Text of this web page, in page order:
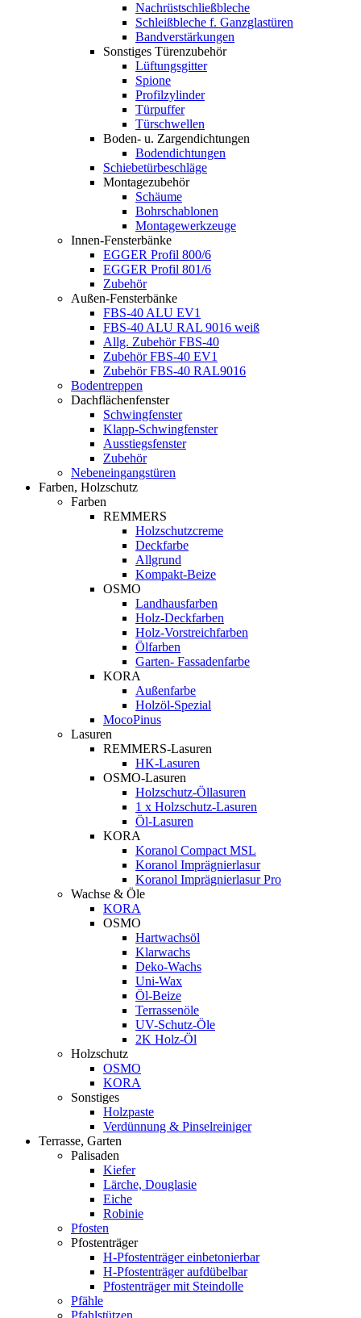
Nachrüstschließbleche
Schleißbleche f. Ganzglastüren
Bandverstärkungen
Sonstiges Türenzubehör
Lüftungsgitter
Spione
Profilzylinder
Türpuffer
Türschwellen
Boden- u. Zargendichtungen
Bodendichtungen
Schiebetürbeschläge
Montagezubehör
Schäume
Bohrschablonen
Montagewerkzeuge
Innen-Fensterbänke
EGGER Profil 800/6
EGGER Profil 801/6
Zubehör
Außen-Fensterbänke
FBS-40 ALU EV1
FBS-40 ALU RAL 9016 weiß
Allg. Zubehör FBS-40
Zubehör FBS-40 EV1
Zubehör FBS-40 RAL9016
Bodentreppen
Dachflächenfenster
Schwingfenster
Klapp-Schwingfenster
Ausstiegsfenster
Zubehör
Nebeneingangstüren
Farben, Holzschutz
Farben
REMMERS
Holzschutzcreme
Deckfarbe
Allgrund
Kompakt-Beize
OSMO
Landhausfarben
Holz-Deckfarben
Holz-Vorstreichfarben
Ölfarben
Garten- Fassadenfarbe
KORA
Außenfarbe
Holzöl-Spezial
MocoPinus
Lasuren
REMMERS-Lasuren
HK-Lasuren
OSMO-Lasuren
Holzschutz-Öllasuren
1 x Holzschutz-Lasuren
Öl-Lasuren
KORA
Koranol Compact MSL
Koranol Imprägnierlasur
Koranol Imprägnierlasur Pro
Wachse & Öle
KORA
OSMO
Hartwachsöl
Klarwachs
Deko-Wachs
Uni-Wax
Öl-Beize
Terrassenöle
UV-Schutz-Öle
2K Holz-Öl
Holzschutz
OSMO
KORA
Sonstiges
Holzpaste
Verdünnung & Pinselreiniger
Terrasse, Garten
Palisaden
Kiefer
Lärche, Douglasie
Eiche
Robinie
Pfosten
Pfostenträger
H-Pfostenträger einbetonierbar
H-Pfostenträger aufdübelbar
Pfostenträger mit Steindolle
Pfähle
Pfahlstützen